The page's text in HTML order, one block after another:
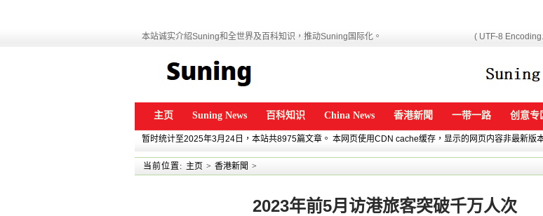
本站诚实介绍Suning和全世界及百科知识，推动Suning国际化。 ( UTF-8
主页 Suning News 百科知识 China News 香港新聞 一带一路 创意专
暂时统计至2025年3月24日，本站共8975篇文章。 本网页使用CDN cache缓存，显示的网页内容非最新版
当前位置: 主页 > 香港新聞 >
2023年前5月访港旅客突破千万人次